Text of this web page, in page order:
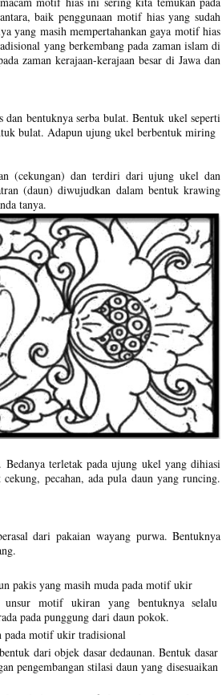
baik penggunaan motif hias yang sudah
yang masih mempertahankan gaya motif hias
yang berkembang pada zaman islam di
zaman kerajaan-kerajaan besar di Jawa dan
bentuknya serba bulat. Bentuk ukel seperti
bulat. Adapun ujung ukel berbentuk miring
(cekungan) dan terdiri dari ujung ukel dan
(daun) diwujudkan dalam bentuk krawing
tanya.
terletak pada ujung ukel yang dihiasi
pecahan, ada pula daun yang runcing.
dari pakaian wayang purwa. Bentuknya
pakis yang masih muda pada motif ukir
motif ukiran yang bentuknya selalu
pada punggung dari daun pokok.
pada motif ukir tradisional
dari objek dasar dedaunan. Bentuk dasar
pengembangan stilasi daun yang disesuaikan